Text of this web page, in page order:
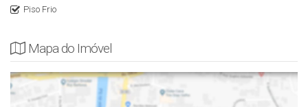
consulte o corretor responsável!
Piso Frio
Mapa do Imóvel